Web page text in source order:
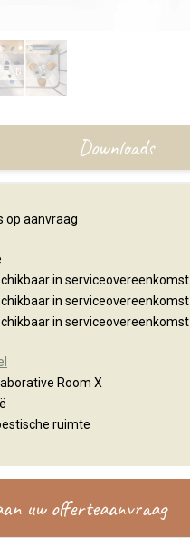
Downloads
op aanvraag
in serviceovereenkomst
in serviceovereenkomst
in serviceovereenkomst
Room X
ruimte
uw offerteaanvraag